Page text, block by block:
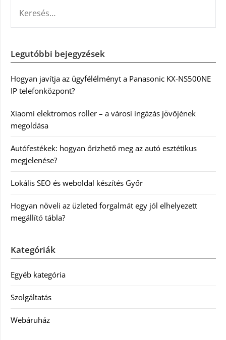
Legutóbbi bejegyzések
Hogyan javítja az ügyfélélményt a Panasonic KX-NS500NE
IP telefonközpont?
Xiaomi elektromos roller – a városi ingázás jövőjének
megoldása
Autófestékek: hogyan őrizhető meg az autó esztétikus
megjelenése?
Lokális SEO és weboldal készítés Győr
Hogyan növeli az üzleted forgalmát egy jól elhelyezett
megállító tábla?
Kategóriák
Egyéb kategória
Szolgáltatás
Webáruház